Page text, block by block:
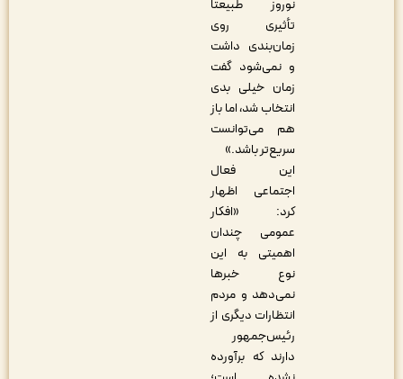
نوروز طبیعتاً
تأثیری روی
زمان‌بندی داشت
و نمی‌شود گفت
زمان خیلی بدی
انتخاب شد، اما باز
هم می‌توانست
سریع‌تر باشد.»
این فعال
اجتماعی اظهار
کرد: «افکار
عمومی چندان
اهمیتی به این
نوع خبرها
نمی‌دهد و مردم
انتظارات دیگری از
رئیس‌جمهور
دارند که برآورده